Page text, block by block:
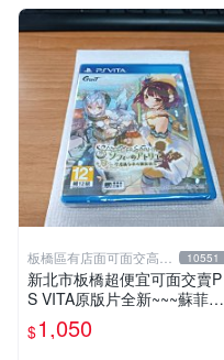
板橋區有店面可面交高價
回收電玩
10551
新北市板橋超便宜可面交賣P
S VITA原版片全新~~~蘇菲的
鍊金工房 不可思議之書的鍊
金術士~~~便宜賣
$1,050